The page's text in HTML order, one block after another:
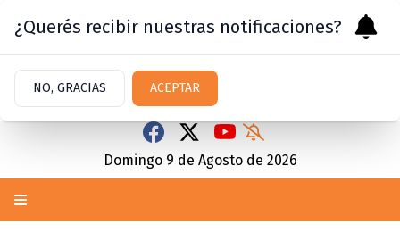
Domingo 9 de Agosto de 2026
¿Querés recibir nuestras notificaciones?
NO, GRACIAS ACEPTAR